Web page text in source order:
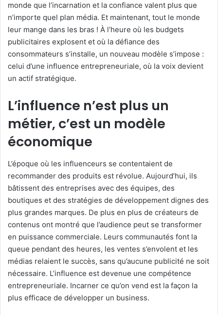
monde que l’incarnation et la confiance valent plus que
n’importe quel plan média. Et maintenant, tout le monde
leur mange dans les bras ! À l’heure où les budgets
publicitaires explosent et où la défiance des
consommateurs s’installe, un nouveau modèle s’impose :
celui d’une influence entrepreneuriale, où la voix devient
un actif stratégique.
L’influence n’est plus un
métier, c’est un modèle
économique
L’époque où les influenceurs se contentaient de
recommander des produits est révolue. Aujourd’hui, ils
bâtissent des entreprises avec des équipes, des
boutiques et des stratégies de développement dignes des
plus grandes marques. De plus en plus de créateurs de
contenus ont montré que l’audience peut se transformer
en puissance commerciale. Leurs communautés font la
queue pendant des heures, les ventes s’envolent et les
médias relaient le succès, sans qu’aucune publicité ne soit
nécessaire. L’influence est devenue une compétence
entrepreneuriale. Incarner ce qu’on vend est la façon la
plus efficace de développer un business.